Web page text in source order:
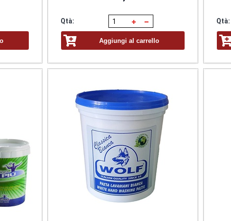
Qtà:
Aggiungi al carrello
Qtà: